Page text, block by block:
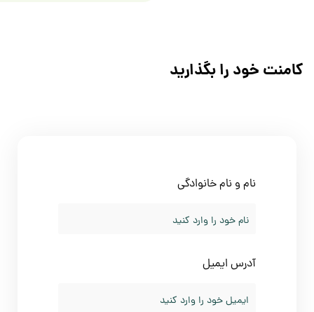
را بگذارید
نام و نام خانوادگی